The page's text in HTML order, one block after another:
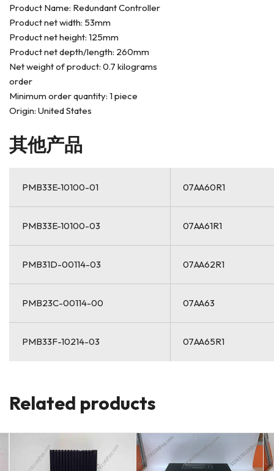
Product Name: Redundant Controller
Product net width: 53mm
Product net height: 125mm
Product net depth/length: 260mm
Net weight of product: 0.7 kilograms
order
Minimum order quantity: 1 piece
Origin: United States
其他产品
PMB33E-10100-01 07AA60R1
PMB33E-10100-03 07AA61R1
PMB31D-00114-03 07AA62R1
PMB23C-00114-00 07AA63
PMB33F-10214-03 07AA65R1
Related products